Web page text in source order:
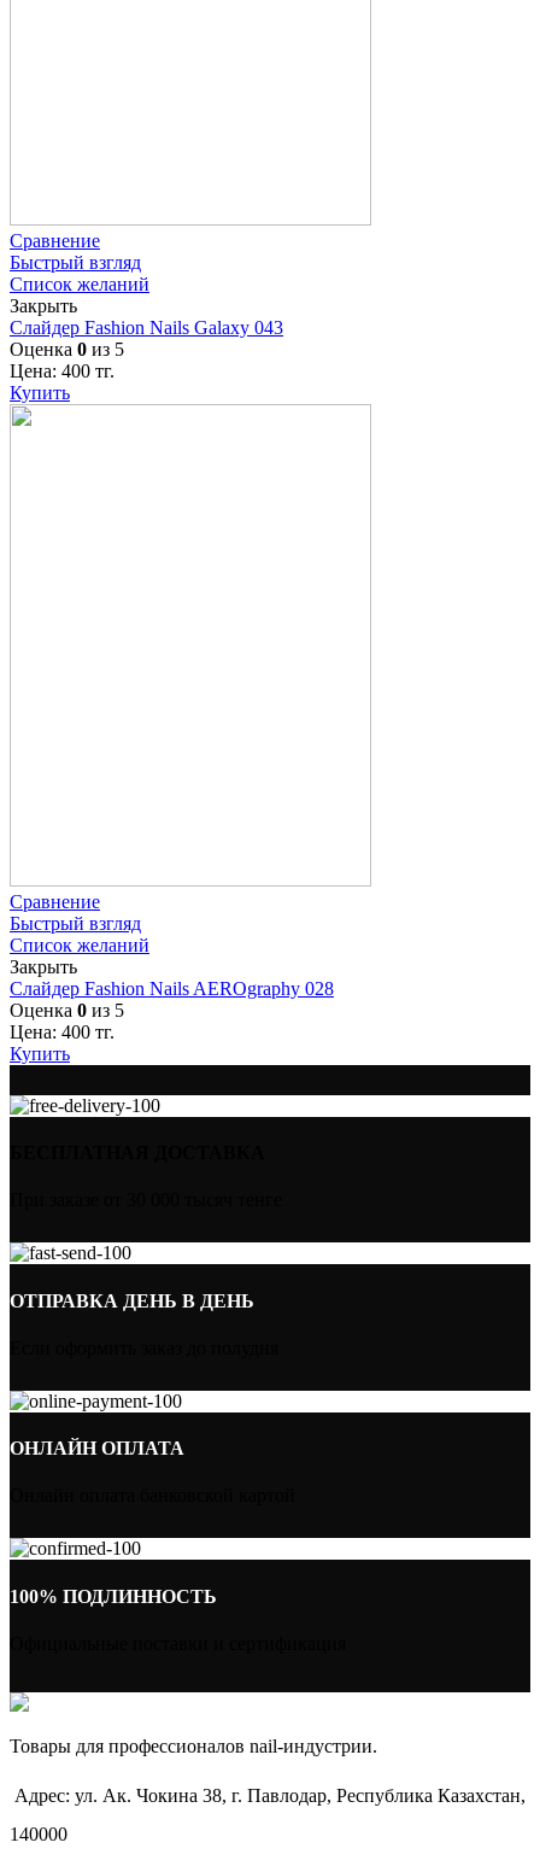
Сравнение
Быстрый взгляд
Список желаний
Закрыть
Слайдер Fashion Nails Galaxy 043
Оценка 0 из 5
Цена: 400 тг.
Купить
Сравнение
Быстрый взгляд
Список желаний
Закрыть
Слайдер Fashion Nails AEROgraphy 028
Оценка 0 из 5
Цена: 400 тг.
Купить
ОТПРАВКА ДЕНЬ В ДЕНЬ
ОНЛАЙН ОПЛАТА
100% ПОДЛИННОСТЬ
Товары для профессионалов nail-индустрии.
Адрес: ул. Ак. Чокина 38, г. Павлодар, Республика Казахстан,
140000